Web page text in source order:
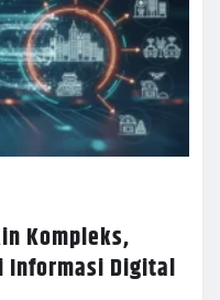
Kompleks,
Informasi Digital